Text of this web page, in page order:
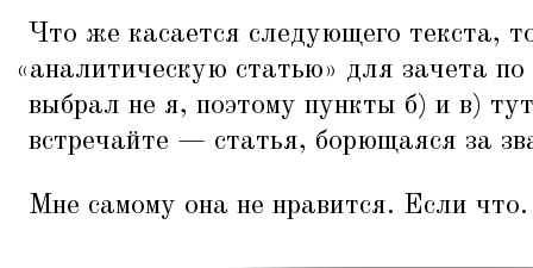
Что же касается следующего текста,
«аналитическую статью» для зачета по
выбрал не я, поэтому пункты б) и в)
встречайте — статья, борющаяся за
Мне самому она не нравится. Если что.